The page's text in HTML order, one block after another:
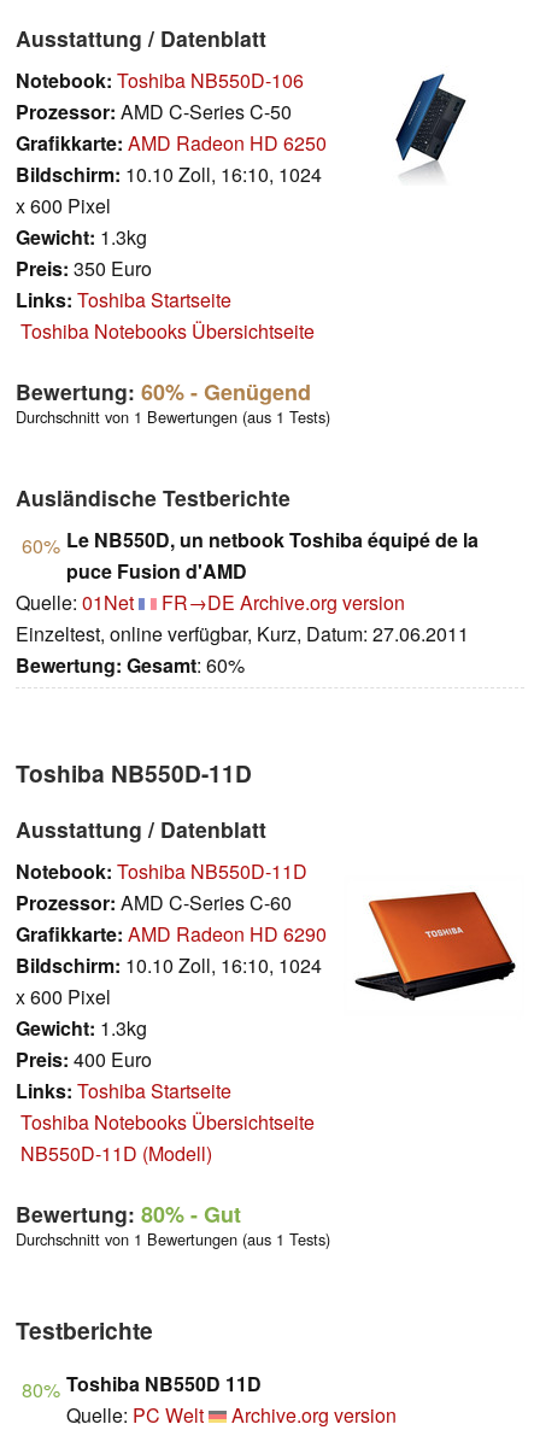
Ausstattung / Datenblatt
Notebook: Toshiba NB550D-106
Prozessor: AMD C-Series C-50
Grafikkarte: AMD Radeon HD 6250
Bildschirm: 10.10 Zoll, 16:10, 1024
x 600 Pixel
Gewicht: 1.3kg
Preis: 350 Euro
Links: Toshiba Startseite
Toshiba Notebooks Übersichtseite
Bewertung: 60%- Genügend
Durchschnitt von 1 Bewertungen (aus 1 Tests)
Ausländische Testberichte
60% Le NB550D, un netbook Toshiba équipé de la
puce Fusion d'AMD
Quelle: 01Net FR→DE Archive.org version
Einzeltest, online verfügbar, Kurz, Datum: 27.06.2011
Bewertung: Gesamt: 60%
Toshiba NB550D-11D
Ausstattung / Datenblatt
Notebook: Toshiba NB550D-11D
Prozessor: AMD C-Series C-60
Grafikkarte: AMD Radeon HD 6290
Bildschirm: 10.10 Zoll, 16:10, 1024
x 600 Pixel
Gewicht: 1.3kg
Preis: 400 Euro
Links: Toshiba Startseite
Toshiba Notebooks Übersichtseite
NB550D-11D (Modell)
Bewertung: 80%- Gut
Durchschnitt von 1 Bewertungen (aus 1 Tests)
Testberichte
80% Toshiba NB550D 11D
Quelle: PC Welt Archive.org version